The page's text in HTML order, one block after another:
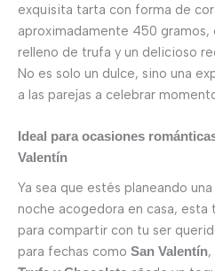
exquisita tarta con forma de
aproximadamente 450 gramos,
relleno de trufa y un delicioso
No es solo un dulce, sino una
a las parejas a celebrar
Ideal para ocasiones
Valentín
Ya sea que estés planeando
noche acogedora en casa,
para compartir con tu ser
para fechas como San Valentín,